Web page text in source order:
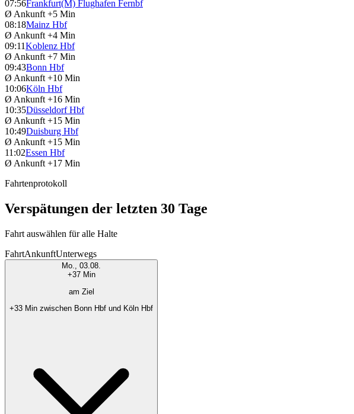
07:56Frankfurt(M) Flughafen Fernbf
Ø Ankunft +5 Min
08:18Mainz Hbf
Ø Ankunft +4 Min
09:11Koblenz Hbf
Ø Ankunft +7 Min
09:43Bonn Hbf
Ø Ankunft +10 Min
10:06Köln Hbf
Ø Ankunft +16 Min
10:35Düsseldorf Hbf
Ø Ankunft +15 Min
10:49Duisburg Hbf
Ø Ankunft +15 Min
11:02Essen Hbf
Ø Ankunft +17 Min
Fahrtenprotokoll
Verspätungen der letzten 30 Tage
Fahrt auswählen für alle Halte
FahrtAnkunftUnterwegs
Mo., 03.08.
+37 Min
am Ziel
+33 Min zwischen Bonn Hbf und Köln Hbf